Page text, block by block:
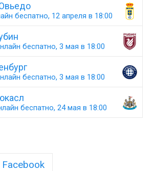
беспатно, 12 апреля в 18:00
беспатно, 3 мая в 18:00
беспатно, 3 мая в 18:00
беспатно, 24 мая в 18:00
Facebook